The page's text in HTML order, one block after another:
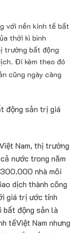
với nền kinh tế bất
ủa thời kì bình
ị trường bất động
ịch. Đi kèm theo đó
n cũng ngày càng
t động sản trịgiá
ệt Nam, thịtrường
ả nước trong năm
nhà môi
dịch thành công
i giá trị ước tính
i bất động sản là
tếViệt Nam nhưng